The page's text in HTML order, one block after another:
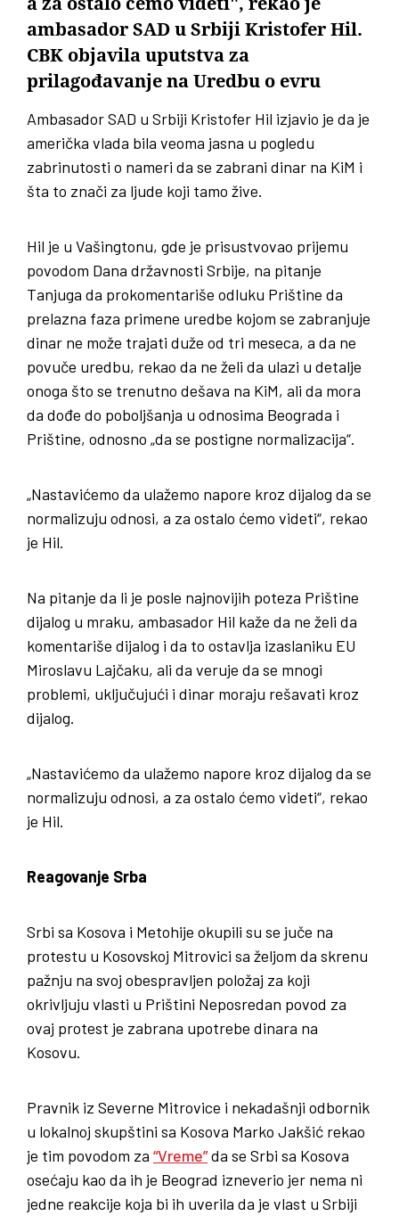
ambasador SAD u Srbiji Kristofer Hil.
CBK objavila uputstva za
prilagođavanje na Uredbu o evru
Ambasador SAD u Srbiji Kristofer Hil izjavio je da je
američka vlada bila veoma jasna u pogledu
zabrinutosti o nameri da se zabrani dinar na KiM i
šta to znači za ljude koji tamo žive.
Hil je u Vašingtonu, gde je prisustvovao prijemu
povodom Dana državnosti Srbije, na pitanje
Tanjuga da prokomentariše odluku Prištine da
prelazna faza primene uredbe kojom se zabranjuje
dinar ne može trajati duže od tri meseca, a da ne
povuče uredbu, rekao da ne želi da ulazi u detalje
onoga što se trenutno dešava na KiM, ali da mora
da dođe do poboljšanja u odnosima Beograda i
Prištine, odnosno „da se postigne normalizacija“.
„Nastavićemo da ulažemo napore kroz dijalog da se
normalizuju odnosi, a za ostalo ćemo videti“, rekao
je Hil.
Na pitanje da li je posle najnovijih poteza Prištine
dijalog u mraku, ambasador Hil kaže da ne želi da
komentariše dijalog i da to ostavlja izaslaniku EU
Miroslavu Lajčaku, ali da veruje da se mnogi
problemi, uključujući i dinar moraju rešavati kroz
dijalog.
„Nastavićemo da ulažemo napore kroz dijalog da se
normalizuju odnosi, a za ostalo ćemo videti“, rekao
je Hil.
Reagovanje Srba
Srbi sa Kosova i Metohije okupili su se juče na
protestu u Kosovskoj Mitrovici sa željom da skrenu
pažnju na svoj obespravljen položaj za koji
okrivljuju vlasti u Prištini Neposredan povod za
ovaj protest je zabrana upotrebe dinara na
Kosovu.
Pravnik iz Severne Mitrovice i nekadašnji odbornik
u lokalnoj skupštini sa Kosova Marko Jakšić rekao
je tim povodom za “Vreme”da se Srbi sa Kosova
osećaju kao da ih je Beograd izneverio jer nema ni
jedne reakcije koja bi ih uverila da je vlast u Srbiji